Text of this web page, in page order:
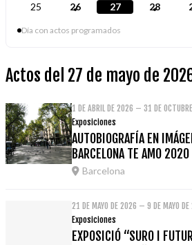
25
26 27 28
Día con actos programados
Actos del 27 de mayo de
1 DE ABRIL DE 2026 – 31 DE
Exposiciones
AUTOBIOGRAFÍA EN
BARCELONA TE AMO 2020
Barcelona
21 DE MAYO DE 2026 – 9 DE MAYO
Exposiciones
EXPOSICIÓ “SURO I